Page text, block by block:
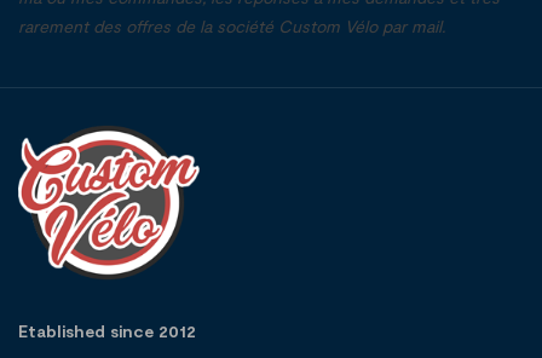
rarement des offres de la société Custom Vélo par mail.
Etablished since 2012